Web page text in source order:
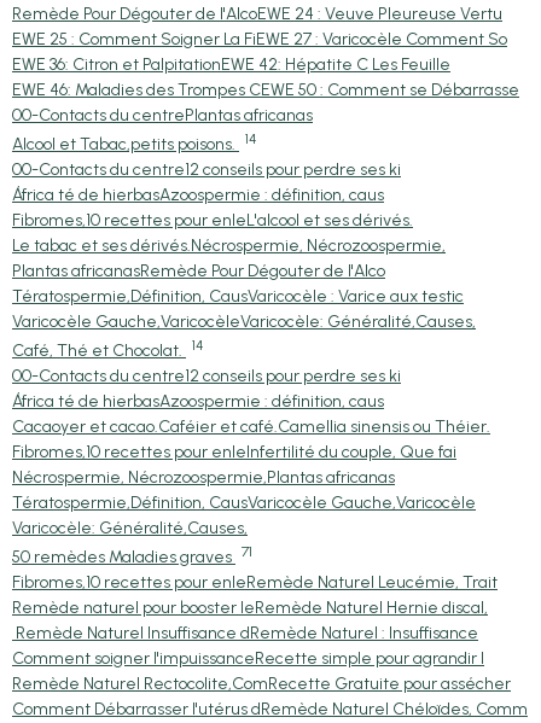
Remède Pour Dégouter de l'AlcoEWE 24 : Veuve Pleureuse Vertu
EWE 25 : Comment Soigner La FiEWE 27 : Varicocèle Comment So
EWE 36: Citron et PalpitationEWE 42: Hépatite C Les Feuille
EWE 46: Maladies des Trompes CEWE 50 : Comment se Débarrasse
00-Contacts du centrePlantas africanas
Alcool et Tabac,petits poisons.
14
00-Contacts du centre12 conseils pour perdre ses ki
África té de hierbasAzoospermie : définition, caus
Fibromes,10 recettes pour enleL'alcool et ses dérivés.
Le tabac et ses dérivés.Nécrospermie, Nécrozoospermie,
Plantas africanasRemède Pour Dégouter de l'Alco
Tératospermie,Définition, CausVaricocèle : Varice aux testic
Varicocèle Gauche,VaricocèleVaricocèle: Généralité,Causes,
Café, Thé et Chocolat.
14
00-Contacts du centre12 conseils pour perdre ses ki
África té de hierbasAzoospermie : définition, caus
Cacaoyer et cacao.Caféier et café.Camellia sinensis ou Théier.
Fibromes,10 recettes pour enleInfertilité du couple, Que fai
Nécrospermie, Nécrozoospermie,Plantas africanas
Tératospermie,Définition, CausVaricocèle Gauche,Varicocèle
Varicocèle: Généralité,Causes,
50 remèdes Maladies graves 71
Fibromes,10 recettes pour enleRemède Naturel Leucémie, Trait
Remède naturel pour booster leRemède Naturel Hernie discal,
Remède Naturel Insuffisance dRemède Naturel : Insuffisance
Comment soigner l'impuissanceRecette simple pour agrandir l
Remède Naturel Rectocolite,ComRecette Gratuite pour assécher
Comment Débarrasser l'utérus dRemède Naturel Chéloïdes, Comm